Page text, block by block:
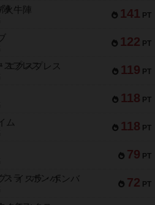
141 PT
火牛陣
122 PT
119 PT
エクスプレス
118 PT
118 PT
ム
79 PT
72 PT
：イスラ・ボンバ